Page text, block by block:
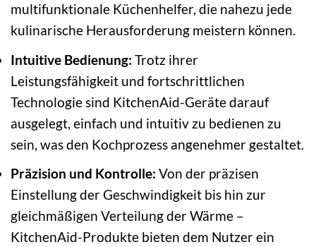
multifunktionale Küchenhelfer, die nahezu jede
kulinarische Herausforderung meistern können.
Intuitive Bedienung: Trotz ihrer
Leistungsfähigkeit und fortschrittlichen
Technologie sind KitchenAid-Geräte darauf
ausgelegt, einfach und intuitiv zu bedienen zu
sein, was den Kochprozess angenehmer gestaltet.
Präzision und Kontrolle: Von der präzisen
Einstellung der Geschwindigkeit bis hin zur
gleichmäßigen Verteilung der Wärme –
KitchenAid-Produkte bieten dem Nutzer ein